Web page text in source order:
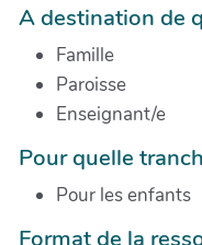
A destination de
Famille
Paroisse
Enseignant/e
Pour quelle
Pour les enfants
Format de la